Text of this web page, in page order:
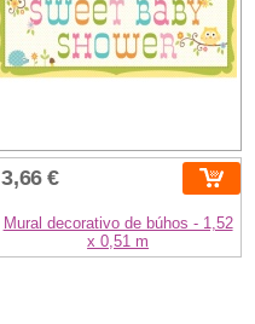
3,66 €
Mural decorativo de búhos - 1,52
x 0,51 m